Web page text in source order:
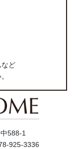
など
中588-1
925-3336